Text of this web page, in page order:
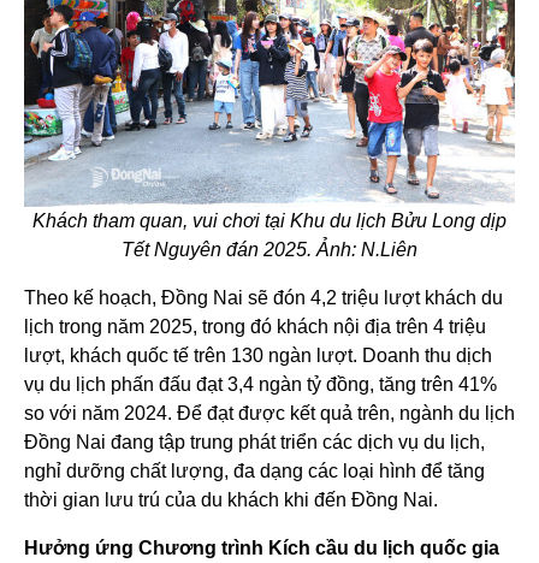
Khách tham quan, vui chơi tại Khu du lịch Bửu Long dịp
Tết Nguyên đán 2025. Ảnh: N.Liên
Theo kế hoạch, Đồng Nai sẽ đón 4,2 triệu lượt khách du
lịch trong năm 2025, trong đó khách nội địa trên 4 triệu
lượt, khách quốc tế trên 130 ngàn lượt. Doanh thu dịch
vụ du lịch phấn đấu đạt 3,4 ngàn tỷ đồng, tăng trên 41%
so với năm 2024. Để đạt được kết quả trên, ngành du lịch
Đồng Nai đang tập trung phát triển các dịch vụ du lịch,
nghỉ dưỡng chất lượng, đa dạng các loại hình để tăng
thời gian lưu trú của du khách khi đến Đồng Nai.
Hưởng ứng Chương trình Kích cầu du lịch quốc gia